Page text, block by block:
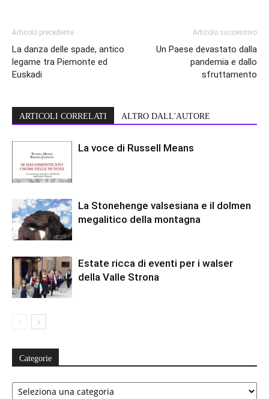
Articolo precedente
La danza delle spade, antico
legame tra Piemonte ed
Euskadi
Articolo successivo
Un Paese devastato dalla
pandemia e dallo
sfruttamento
ARTICOLI CORRELATI ALTRO DALL'AUTORE
La voce di Russell Means
La Stonehenge valsesiana e il dolmen
megalitico della montagna
Estate ricca di eventi per i walser
della Valle Strona
Categorie
Categorie